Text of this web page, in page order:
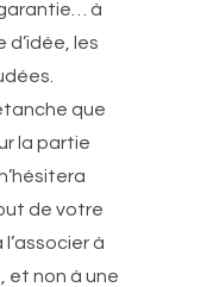
à
d’idée, les
que
la partie
de votre
à
et non à une